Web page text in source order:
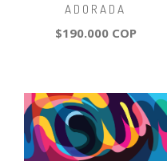
ADORADA
$190.000 COP